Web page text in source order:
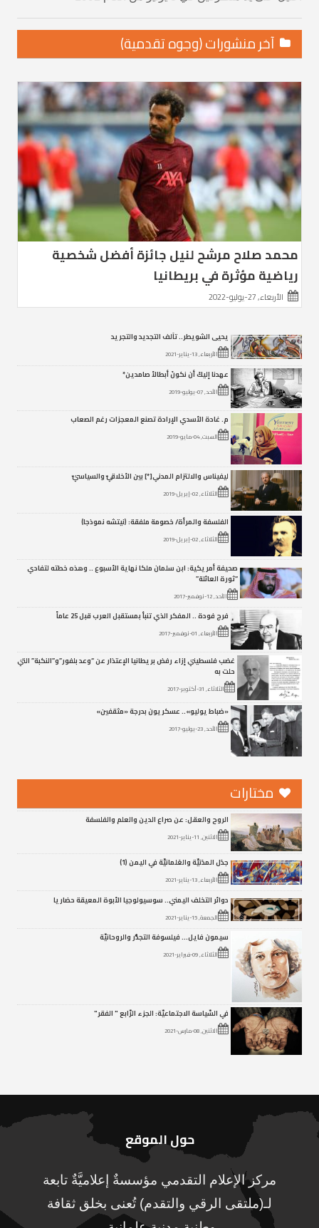
آخر منشورات (وجوه تقدمية)
محمد صلاح مرشح لنيل جائزة أفضل شخصية
رياضية مؤثرة في بريطانيا
الأربعاء, 27-يوليو-2022
يحيى الشويطر.. تآلف التجديد والتجريد
الأربعاء, 13-يناير-2021
عهدنا إليكَ أن نكونَ أبطالاً صامدين*
الأحد, 07-يوليو-2019
م. غادة الأسدي الإرادة تصنع المعجزات رغم الصعاب
السبت, 04-مايو-2019
ليفيناس والالتزام المدني[*] بين الأخلاقيّ والسياسيّ
الثلاثاء, 02-إبريل-2019
الفلسفة والمرأة/ خصومة ملفقة: (نيتشه نموذجا)
الثلاثاء, 02-إبريل-2019
صحيفة أمريكية: ابن سلمان ملكا نهاية الأسبوع .. وهذه خطته لتفادي
“ثورة العائلة”
الأحد, 12-نوفمبر-2017
فرج فودة .. المفكر الذي تنبأ بمستقبل العرب قبل 25 عاماً
الأربعاء, 01-نوفمبر-2017
غضب فلسطيني إزاء رفض بريطانيا الإعتذار عن “وعد بلفور”و”النكبة” التي
حلت به
الثلاثاء, 31-أكتوبر-2017
«ضباط يوليو».. عسكريون بدرجة «مثقفين»
الأحد, 23-يوليو-2017
مختارات
الروح والعقل: عن صراع الدين والعلم والفلسفة
الاثنين, 11-يناير-2021
جدَل المدَنيِّة والعَلمانيِّة في اليمن (1)
الأربعاء, 13-يناير-2021
دوائر التخلف اليمني.. سوسيولوجيا الأبوة المعيقة حضاريا
الجمعة, 15-يناير-2021
سيمون فايل… فيلسوفة التجذُّر والروحانيّة
الثلاثاء, 09-فبراير-2021
في السّياسة الاجتماعيّة: الجزء الرّابع " الفقر"
الاثنين, 08-مارس-2021
حول الموقع
مركز الإعلام التقدمي مؤسسةٌ إعلاميَّةٌ تابعة
لـ(ملتقى الرقي والتقدم) تُعنى بخلق ثقافة